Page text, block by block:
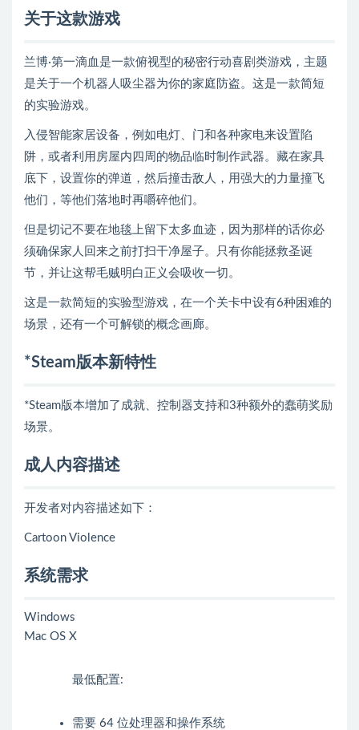
关于这款游戏
兰博·第一滴血是一款俯视型的秘密行动喜剧类游戏，主题
是关于一个机器人吸尘器为你的家庭防盗。这是一款简短
的实验游戏。
入侵智能家居设备，例如电灯、门和各种家电来设置陷
阱，或者利用房屋内四周的物品临时制作武器。藏在家具
底下，设置你的弹道，然后撞击敌人，用强大的力量撞飞
他们，等他们落地时再嚼碎他们。
但是切记不要在地毯上留下太多血迹，因为那样的话你必
须确保家人回来之前打扫干净屋子。只有你能拯救圣诞
节，并让这帮毛贼明白正义会吸收一切。
这是一款简短的实验型游戏，在一个关卡中设有6种困难的
场景，还有一个可解锁的概念画廊。
*Steam版本新特性
*Steam版本增加了成就、控制器支持和3种额外的蠢萌奖励
场景。
成人内容描述
开发者对内容描述如下：
Cartoon Violence
系统需求
Windows
Mac OS X
最低配置:
需要 64 位处理器和操作系统